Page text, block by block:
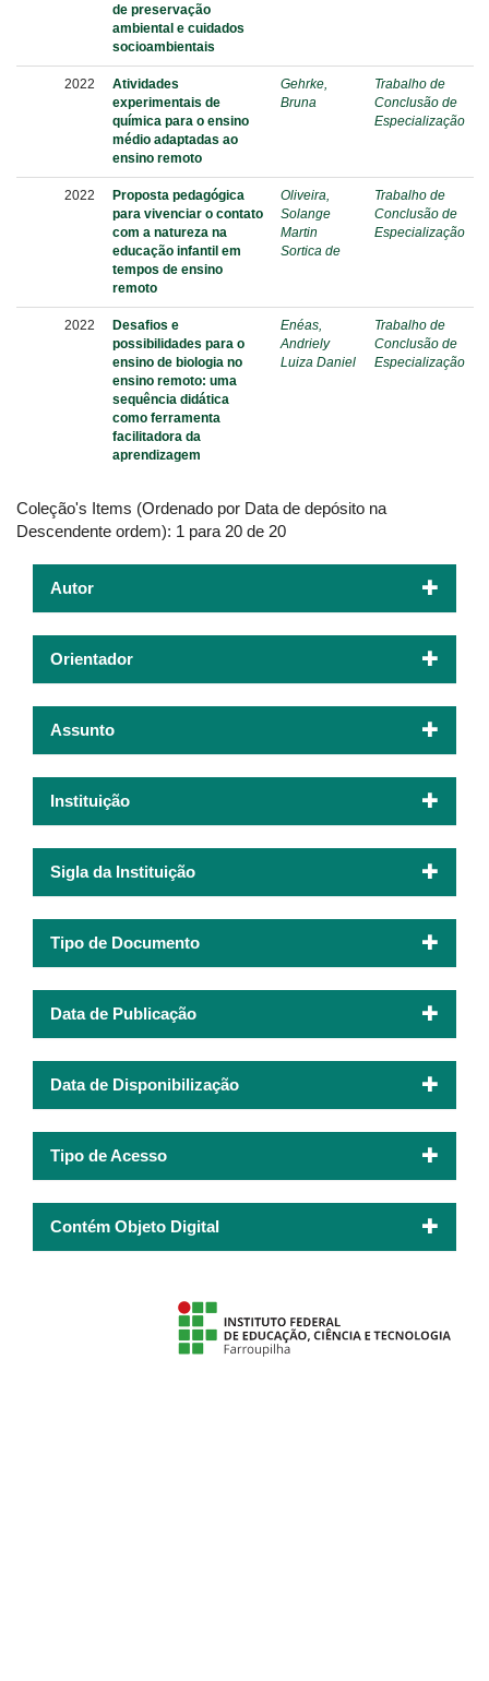
de preservação
ambiental e cuidados
socioambientais
2022
Atividades
experimentais de
química para o ensino
médio adaptadas ao
ensino remoto
Gehrke,
Bruna
Trabalho de
Conclusão de
Especialização
2022
Proposta pedagógica
para vivenciar o contato
com a natureza na
educação infantil em
tempos de ensino
remoto
Oliveira,
Solange
Martin
Sortica de
Trabalho de
Conclusão de
Especialização
2022
Desafios e
possibilidades para o
ensino de biologia no
ensino remoto: uma
sequência didática
como ferramenta
facilitadora da
aprendizagem
Enéas,
Andriely
Luiza Daniel
Trabalho de
Conclusão de
Especialização
Coleção's Items (Ordenado por Data de depósito na
Descendente ordem): 1 para 20 de 20
Autor
Orientador
Assunto
Instituição
Sigla da Instituição
Tipo de Documento
Data de Publicação
Data de Disponibilização
Tipo de Acesso
Contém Objeto Digital